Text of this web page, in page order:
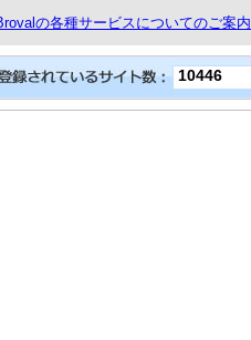
の各種サービスについてのご案内
10446